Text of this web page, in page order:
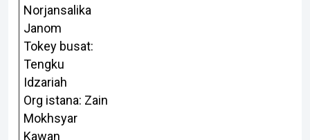
Norjansalika
Janom
Tokey busat:
Tengku
Idzariah
Org istana: Zain
Mokhsyar
Kawan